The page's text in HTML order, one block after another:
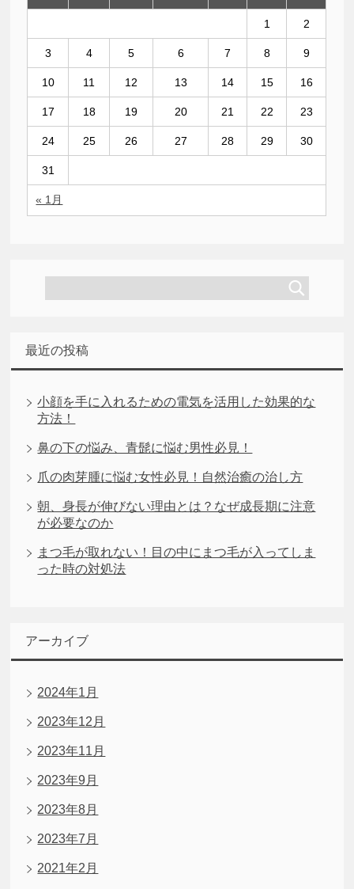
« 1月
1 2
3 4 5 6 7 8 9
10 11 12 13 14 15 16
17 18 19 20 21 22 23
24 25 26 27 28 29 30
31
最近の投稿
小顔を手に入れるための電気を活用した効果的な
方法！
鼻の下の悩み、青髭に悩む男性必見！
爪の肉芽腫に悩む女性必見！自然治癒の治し方
朝、身長が伸びない理由とは？なぜ成長期に注意
が必要なのか
まつ毛が取れない！目の中にまつ毛が入ってしま
った時の対処法
アーカイブ
2024年1月
2023年12月
2023年11月
2023年9月
2023年8月
2023年7月
2021年2月